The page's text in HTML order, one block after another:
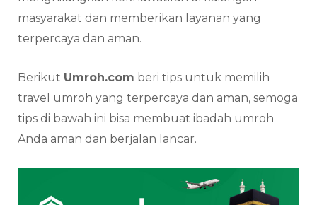
masyarakat dan memberikan layanan yang
terpercaya dan aman.
Berikut Umroh.com beri tips untuk memilih
travel umroh yang terpercaya dan aman, semoga
tips di bawah ini bisa membuat ibadah umroh
Anda aman dan berjalan lancar.